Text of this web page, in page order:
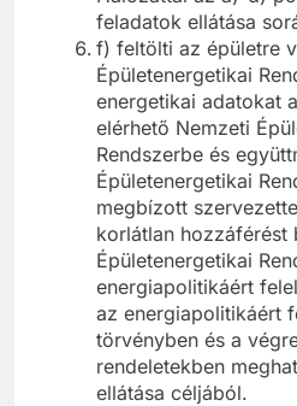
feladatok ellátása
f) feltölti az épületre
Épületenergetikai
energetikai adatokat
elérhető Nemzeti
Rendszerbe és
Épületenergetikai
megbízott
korlátlan hozzáférést
Épületenergetikai
energiapolitikáért
az energiapolitikáért
törvényben és a
rendeletekben
ellátása céljából.